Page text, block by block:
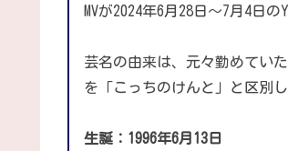
MVが2024年6月28日〜7月4日
芸名の由来は、元々勤めてい
を「こっちのけんと」と区別し
生誕：1996年6月13日